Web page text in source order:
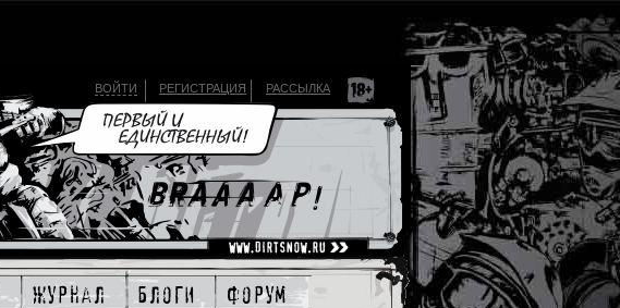
журнал блоги форум
ВОЙТИ РЕГИСТРАЦИЯ РАССЫЛКА